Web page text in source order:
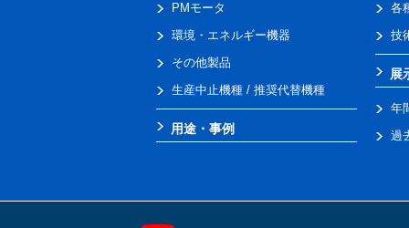
PMモータ
環境・エネルギー機器
その他製品
生産中止機種 / 推奨代替機種
用途・事例
各
技
展
年
過